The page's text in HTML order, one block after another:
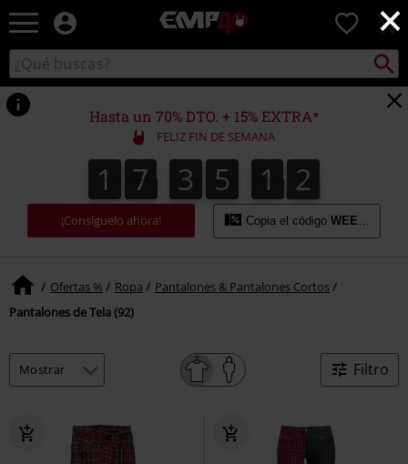
×
EMP
Música,
TV
&
Gaming
Merch
-
Ropa
Alternativa
0
Buscar
en
el
catálogo
Buscar
Hasta un 70% DTO. + 15% EXTRA*
FELIZ FIN DE SEMANA
1
1 7
7 3
3 5
5 1
1 0
1
0
2
1
¡Consíguelo ahora! Copia el código WEEKEND
Ofertas % Ropa
Pantalones & Pantalones Cortos
Pantalones de Tela (92)
Filtro